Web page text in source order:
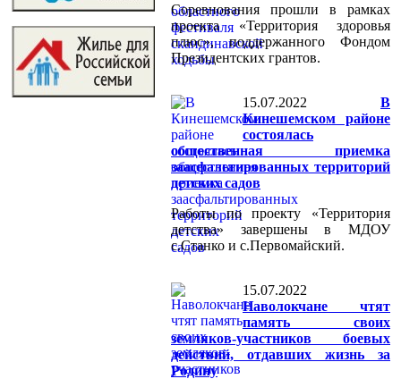
Соревнования прошли в рамках
проекта «Территория здоровья
плюс», поддержанного Фондом
Президентских грантов.
15.07.2022
В
Кинешемском районе
состоялась
общественная приемка
заасфальтированных территорий
детских садов
Работы по проекту «Территория
детства» завершены в МДОУ
с.Станко и с.Первомайский.
15.07.2022
Наволокчане чтят
память своих
земляков-участников боевых
действий, отдавших жизнь за
Родину